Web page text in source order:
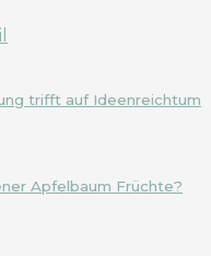
trifft auf Ideenreichtum
Apfelbaum Früchte?